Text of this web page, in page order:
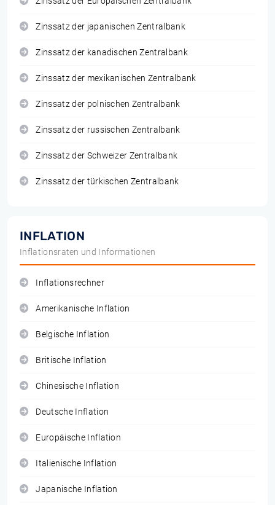
Zinssatz der japanischen Zentralbank
Zinssatz der kanadischen Zentralbank
Zinssatz der mexikanischen Zentralbank
Zinssatz der polnischen Zentralbank
Zinssatz der russischen Zentralbank
Zinssatz der Schweizer Zentralbank
Zinssatz der türkischen Zentralbank
INFLATION
Inflationsraten und Informationen
Inflationsrechner
Amerikanische Inflation
Belgische Inflation
Britische Inflation
Chinesische Inflation
Deutsche Inflation
Europäische Inflation
Italienische Inflation
Japanische Inflation